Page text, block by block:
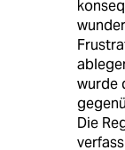
wurde
Die